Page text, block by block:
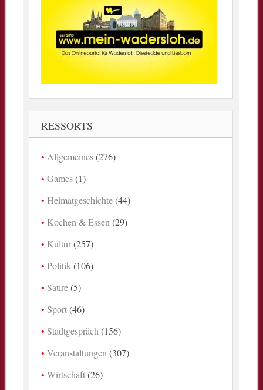
RESSORTS
Allgemeines(276)
Games(1)
Heimatgeschichte(44)
Kochen & Essen (29)
Kultur(257)
Politik (106)
Satire(5)
Sport(46)
Stadtgespräch (156)
Veranstaltungen (307)
Wirtschaft(26)